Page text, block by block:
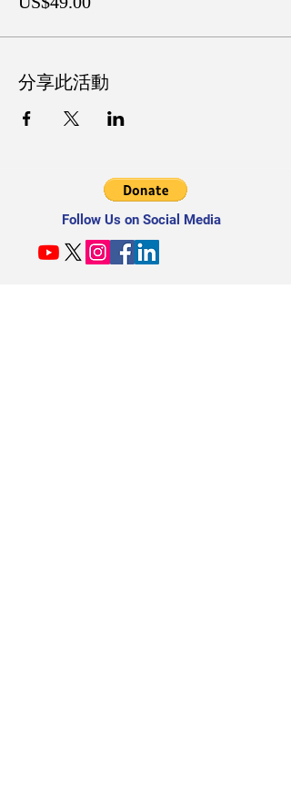
分享此活動
Follow Us on Social Media